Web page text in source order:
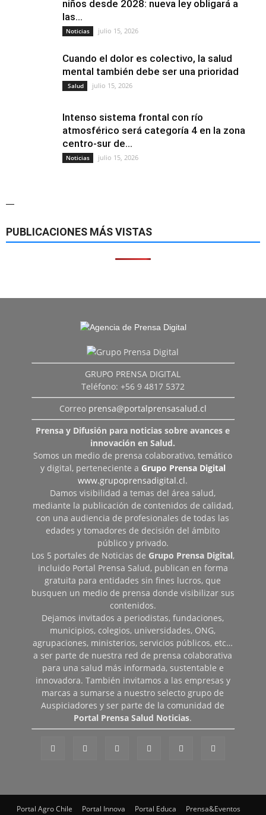
niños desde 2028: nueva ley obligará a
las...
Noticias julio 15, 2026
Cuando el dolor es colectivo, la salud
mental también debe ser una prioridad
Salud julio 15, 2026
Intenso sistema frontal con río
atmosférico será categoría 4 en la zona
centro-sur de...
Noticias julio 15, 2026
—
PUBLICACIONES MÁS VISTAS
GRUPO PRENSA DIGITAL
Teléfono: +56 9 4817 5372
Correo prensa@portalprensasalud.cl
Prensa y Difusión para noticias sobre avances e
innovación en Salud.
Somos un medio de prensa colaborativo, temático
y digital, perteneciente a Grupo Prensa Digital
www.grupoprensadigital.cl.
Damos visibilidad a temas del área salud,
mediante la publicación de contenidos de calidad,
con una audiencia de profesionales de todas las
edades y tomadores de decisión del ámbito
público y privado.
Los 5 portales de Noticias de Grupo Prensa Digital,
incluido Portal Prensa Salud, publican en forma
gratuita para entidades sin fines lucros, que
busquen un medio de prensa donde visibilizar sus
contenidos.
Dejamos invitados a periodistas, fundaciones,
municipios, colegios, universidades, ONG,
agrupaciones, ministerios, servicios públicos, etc…
a ser parte de nuestra red de prensa colaborativa
para una salud más informada, sustentable e
innovadora. También invitamos a las empresas y
marcas a sumarse a nuestro selecto grupo de
Auspiciadores y ser parte de la comunidad de
Portal Prensa Salud Noticias.
Portal Agro Chile Portal Innova Portal Educa Prensa&Eventos